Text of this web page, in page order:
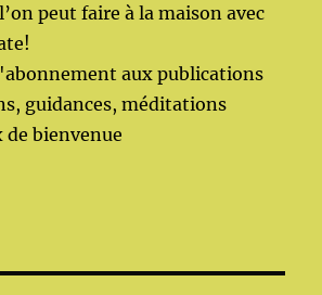
peut faire à la maison avec
aux publications
guidances, méditations
de bienvenue